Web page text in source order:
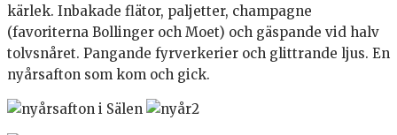
kärlek. Inbakade flätor, paljetter, champagne
(favoriterna Bollinger och Moet) och gäspande vid halv
tolvsnåret. Pangande fyrverkerier och glittrande ljus. En
nyårsafton som kom och gick.